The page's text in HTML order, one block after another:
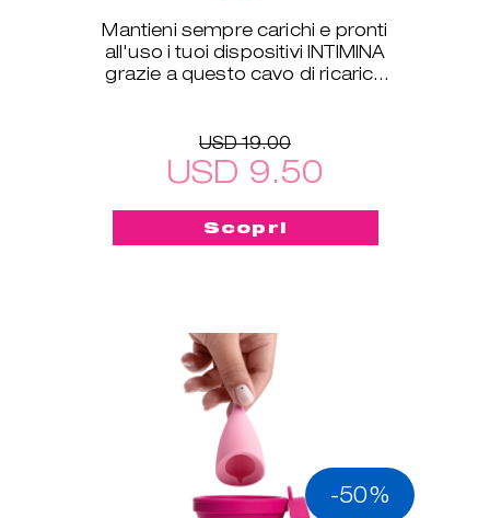
Mantieni sempre carichi e pronti
all'uso i tuoi dispositivi INTIMINA
grazie a questo cavo di ricarica
USD 19.00
USD 9.50
Scopri
-50%